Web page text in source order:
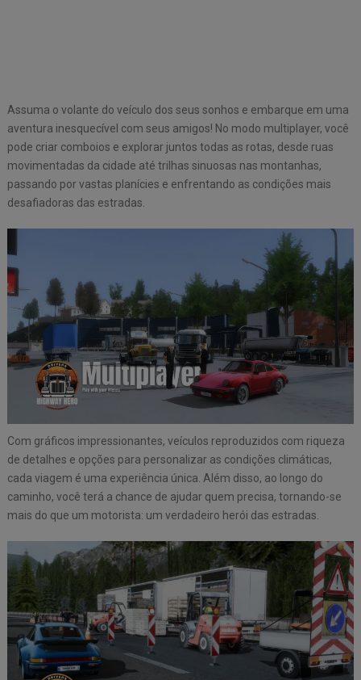
Assuma o volante do veículo dos seus sonhos e embarque em uma
aventura inesquecível com seus amigos! No modo multiplayer, você
pode criar comboios e explorar juntos todas as rotas, desde ruas
movimentadas da cidade até trilhas sinuosas nas montanhas,
passando por vastas planícies e enfrentando as condições mais
desafiadoras das estradas.
Com gráficos impressionantes, veículos reproduzidos com riqueza
de detalhes e opções para personalizar as condições climáticas,
cada viagem é uma experiência única. Além disso, ao longo do
caminho, você terá a chance de ajudar quem precisa, tornando-se
mais do que um motorista: um verdadeiro herói das estradas.